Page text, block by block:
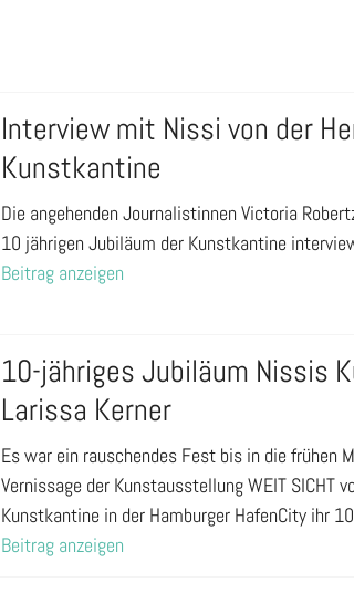
Interview mit Nissi von der
Kunstkantine
Die angehenden Journalistinnen Victoria
10 jährigen Jubiläum der Kunstkantine
Beitrag anzeigen
10-jähriges Jubiläum Nissis
Larissa Kerner
Es war ein rauschendes Fest bis in die frühen
Vernissage der Kunstausstellung WEIT SICHT
Kunstkantine in der Hamburger HafenCity ihr
Beitrag anzeigen